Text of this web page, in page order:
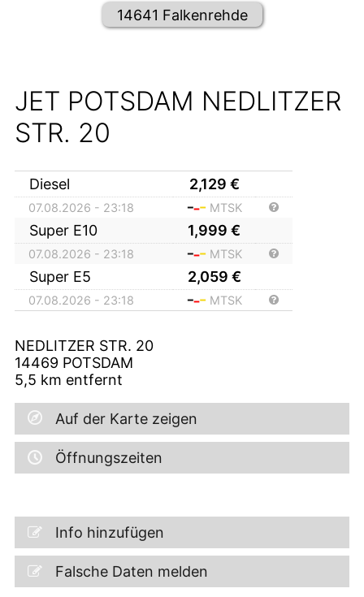
14641 Falkenrehde
JET POTSDAM NEDLITZER
STR. 20
Diesel 2,129 €
07.08.2026 - 23:18 MTSK
Super E10 1,999 €
07.08.2026 - 23:18 MTSK
Super E5 2,059 €
07.08.2026 - 23:18 MTSK
NEDLITZER STR. 20
14469 POTSDAM
5,5 km entfernt
Auf der Karte zeigen
Öffnungszeiten
Info hinzufügen
Falsche Daten melden